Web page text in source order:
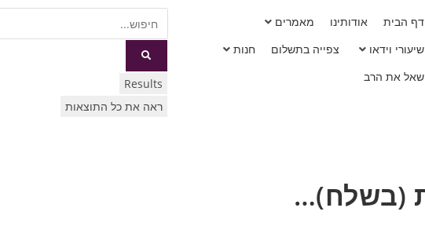
דף הבית אודותינו
מאמרים
שיעורי וידאו
צפייה בתשלום
חנות
שאל את הרב
Results
ראה את כל התוצאות